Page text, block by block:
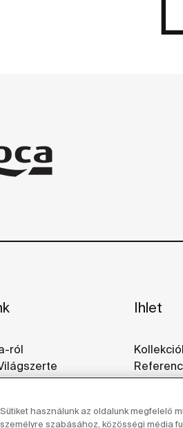
ról
És Innováció
Ihlet
Sütiket használunk az oldalunk megfelelő
személyre szabásához, közösségi média